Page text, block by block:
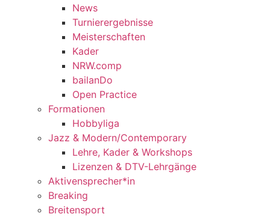
News
Turnierergebnisse
Meisterschaften
Kader
NRW.comp
bailanDo
Open Practice
Formationen
Hobbyliga
Jazz & Modern/Contemporary
Lehre, Kader & Workshops
Lizenzen & DTV-Lehrgänge
Aktivensprecher*in
Breaking
Breitensport